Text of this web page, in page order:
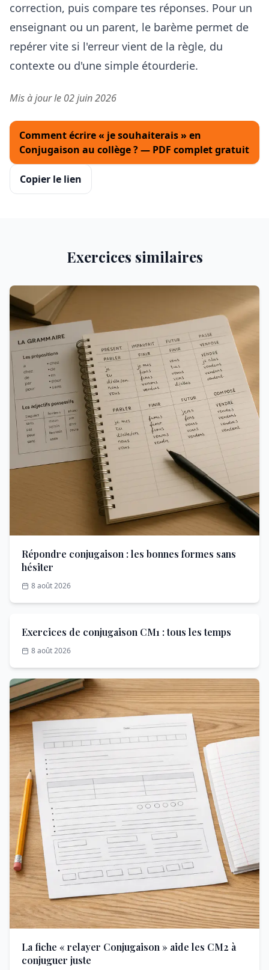
correction, puis compare tes réponses. Pour un
enseignant ou un parent, le barème permet de
repérer vite si l'erreur vient de la règle, du
contexte ou d'une simple étourderie.
Mis à jour le 02 juin 2026
Comment écrire « je souhaiterais » en
Conjugaison au collège ? — PDF complet gratuit
Copier le lien
Exercices similaires
Répondre conjugaison : les bonnes formes sans
hésiter
8 août 2026
Exercices de conjugaison CM1 : tous les temps
8 août 2026
La fiche « relayer Conjugaison » aide les CM2 à
conjuguer juste